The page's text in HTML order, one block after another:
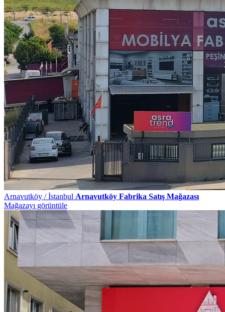
Arnavutköy / İstanbul Arnavutköy Fabrika Satış Mağazası
Mağazayı görüntüle